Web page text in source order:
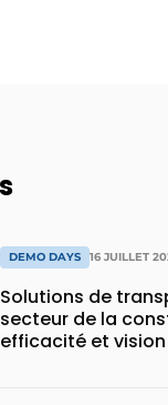
DEMO DAYS 16 JUILLET
Solutions de
secteur de la
efficacité et vision